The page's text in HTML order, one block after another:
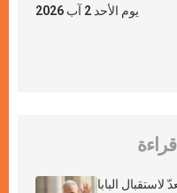
يوم الأحد 2 آب 2026
قراءة
البابا